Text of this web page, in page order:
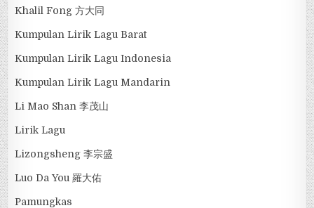
Khalil Fong 方大同
Kumpulan Lirik Lagu Barat
Kumpulan Lirik Lagu Indonesia
Kumpulan Lirik Lagu Mandarin
Li Mao Shan 李茂山
Lirik Lagu
Lizongsheng 李宗盛
Luo Da You 羅大佑
Pamungkas